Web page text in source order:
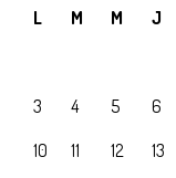
L
M M J
3
4 5 6
10
11 12 13